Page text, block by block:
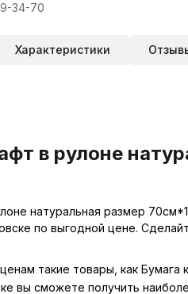
34-70
Характеристики
в рулоне
натуральная размер
по выгодной цене.
такие товары, как
вы сможете получить